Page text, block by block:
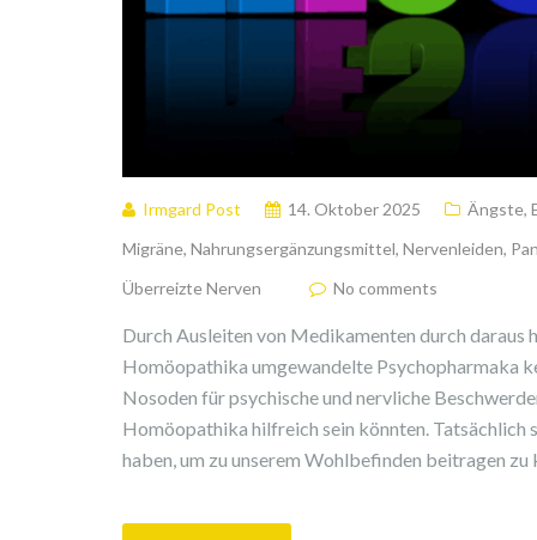
Irmgard Post 14. Oktober 2025 Ängste,
Migräne, Nahrungsergänzungsmittel, Nervenleiden,
Überreizte Nerven
No comments
Durch Ausleiten von Medikamenten durch daraus
Homöopathika umgewandelte Psychopharmaka
Nosoden für psychische und nervliche
Homöopathika hilfreich sein könnten. Tatsächlich
haben, um zu unserem Wohlbefinden beitragen zu